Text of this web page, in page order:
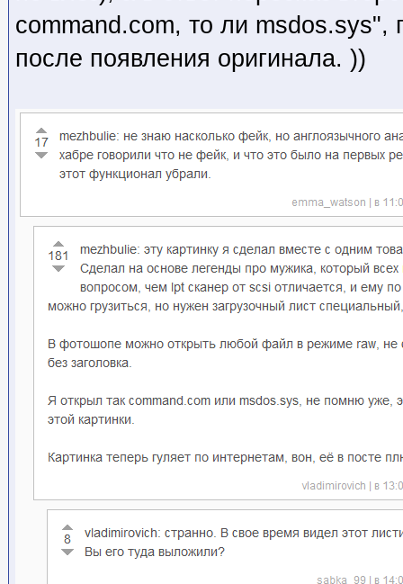
command.com, то ли msdos.sys",
после появления оригинала. ))